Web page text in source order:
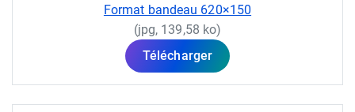
Format bandeau 620×150
(jpg, 139,58 ko)
Télécharger